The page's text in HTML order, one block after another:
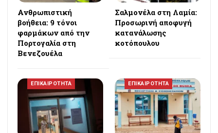
Ανθρωπιστική
βοήθεια: 9 τόνοι
φαρμάκων από την
Πορτογαλία στη
Βενεζουέλα
Σαλμονέλα στη Λαμία:
Προσωρινή αποφυγή
κατανάλωσης
κοτόπουλου
ΕΠΙΚΑΙΡΟΤΗΤΑ ΕΠΙΚΑΙΡΟΤΗΤΑ